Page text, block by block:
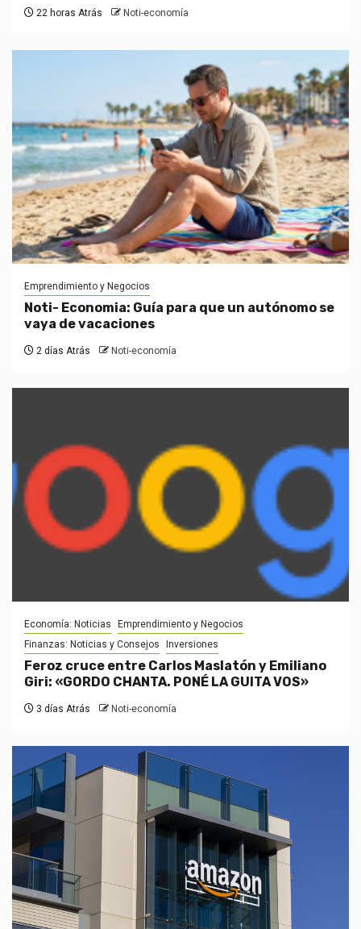
22 horas Atrás Noti-economía
Emprendimiento y Negocios
Noti- Economia: Guía para que un autónomo se
vaya de vacaciones
2 días Atrás Noti-economía
Economía: Noticias
Emprendimiento y Negocios
Finanzas: Noticias y Consejos
Inversiones
Feroz cruce entre Carlos Maslatón y Emiliano
Giri: «GORDO CHANTA. PONÉ LA GUITA VOS»
3 días Atrás Noti-economía